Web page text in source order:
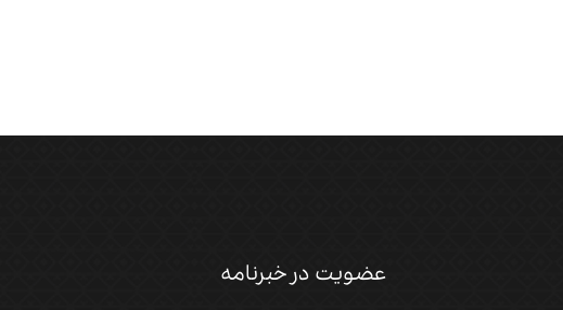
عضویت در خبرنامه